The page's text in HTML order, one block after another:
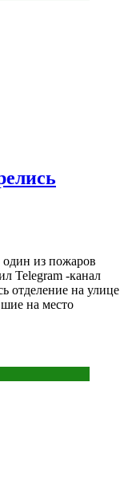
один из пожаров
Telegram -канал
отделение на улице
на место